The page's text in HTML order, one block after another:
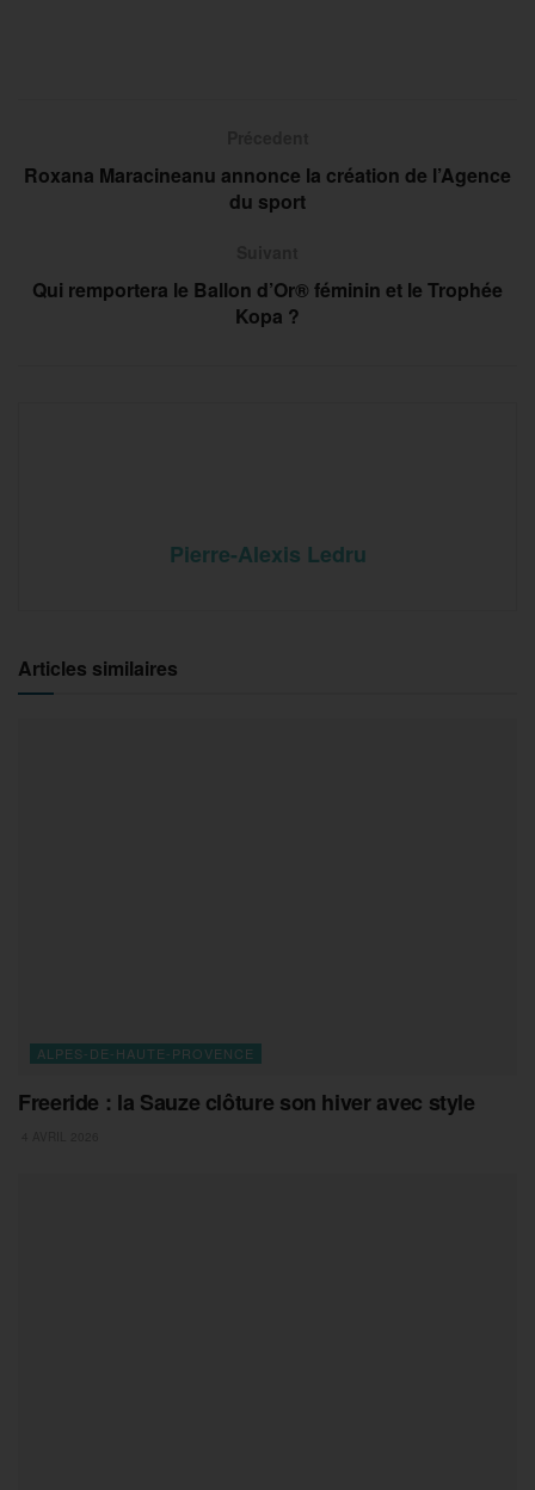
Roxana Maracineanu annonce la création de l’Agence
du sport
Qui remportera le Ballon d’Or® féminin et le Trophée
Kopa ?
Pierre-Alexis Ledru
Articles similaires
ALPES-DE-HAUTE-PROVENCE
Freeride : la Sauze clôture son hiver avec style